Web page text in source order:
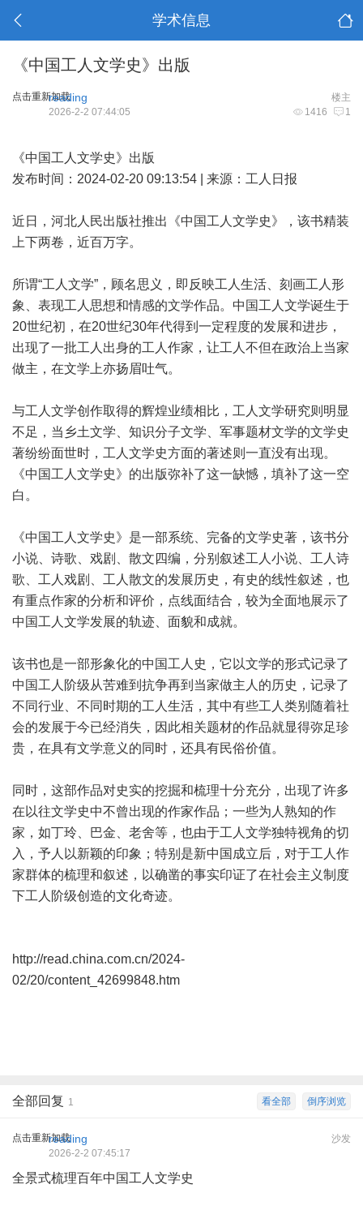
学术信息
《中国工人文学史》出版
点击重新加载 楼主
reading
1416 1
2026-2-2 07:44:05
《中国工人文学史》出版
发布时间：2024-02-20 09:13:54 | 来源：工人日报
近日，河北人民出版社推出《中国工人文学史》，该书精装
上下两卷，近百万字。
所谓“工人文学”，顾名思义，即反映工人生活、刻画工人形
象、表现工人思想和情感的文学作品。中国工人文学诞生于
20世纪初，在20世纪30年代得到一定程度的发展和进步，
出现了一批工人出身的工人作家，让工人不但在政治上当家
做主，在文学上亦扬眉吐气。
与工人文学创作取得的辉煌业绩相比，工人文学研究则明显
不足，当乡土文学、知识分子文学、军事题材文学的文学史
著纷纷面世时，工人文学史方面的著述则一直没有出现。
《中国工人文学史》的出版弥补了这一缺憾，填补了这一空
白。
《中国工人文学史》是一部系统、完备的文学史著，该书分
小说、诗歌、戏剧、散文四编，分别叙述工人小说、工人诗
歌、工人戏剧、工人散文的发展历史，有史的线性叙述，也
有重点作家的分析和评价，点线面结合，较为全面地展示了
中国工人文学发展的轨迹、面貌和成就。
该书也是一部形象化的中国工人史，它以文学的形式记录了
中国工人阶级从苦难到抗争再到当家做主人的历史，记录了
不同行业、不同时期的工人生活，其中有些工人类别随着社
会的发展于今已经消失，因此相关题材的作品就显得弥足珍
贵，在具有文学意义的同时，还具有民俗价值。
同时，这部作品对史实的挖掘和梳理十分充分，出现了许多
在以往文学史中不曾出现的作家作品；一些为人熟知的作
家，如丁玲、巴金、老舍等，也由于工人文学独特视角的切
入，予人以新颖的印象；特别是新中国成立后，对于工人作
家群体的梳理和叙述，以确凿的事实印证了在社会主义制度
下工人阶级创造的文化奇迹。
http://read.china.com.cn/2024-
02/20/content_42699848.htm
倒序浏览
看全部
全部回复 1
点击重新加载 沙发
reading
2026-2-2 07:45:17
全景式梳理百年中国工人文学史